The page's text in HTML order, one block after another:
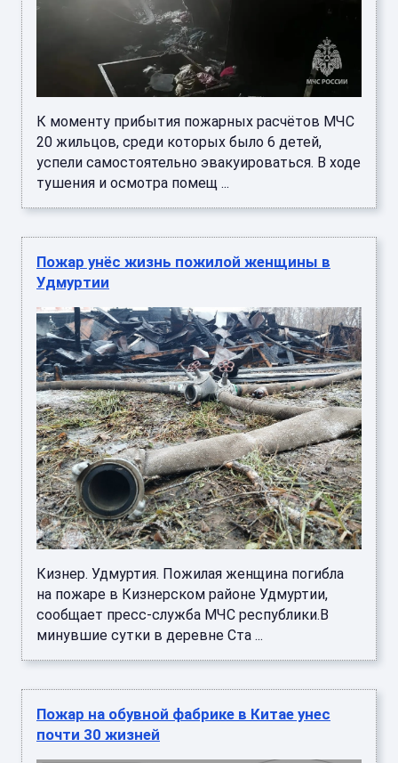
К моменту прибытия пожарных расчётов МЧС
20 жильцов, среди которых было 6 детей,
успели самостоятельно эвакуироваться. В ходе
тушения и осмотра помещ ...
Пожар унёс жизнь пожилой женщины в
Удмуртии
Кизнер. Удмуртия. Пожилая женщина погибла
на пожаре в Кизнерском районе Удмуртии,
сообщает пресс-служба МЧС республики.В
минувшие сутки в деревне Ста ...
Пожар на обувной фабрике в Китае унес
почти 30 жизней